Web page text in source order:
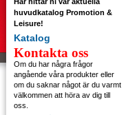
huvudkatalog Promotion &
Leisure!
Katalog
Kontakta oss
Om du har några frågor
angående våra produkter eller
om du saknar något är du varmt
välkommen att höra av dig till
oss.